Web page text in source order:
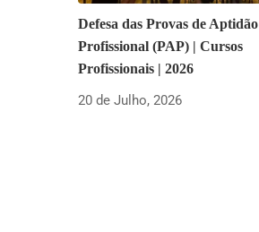
Defesa das Provas de Aptidão
Profissional (PAP) | Cursos
Profissionais | 2026
20 de Julho, 2026